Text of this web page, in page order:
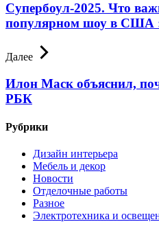
Супербоул-2025. Что
популярном шоу в США
Далее
Илон Маск объяснил,
РБК
Рубрики
Дизайн интерьера
Мебель и декор
Новости
Отделочные работы
Разное
Электротехника и